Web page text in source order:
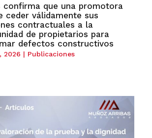
confirma que una promotora
ceder válidamente sus
contractuales a la
de propietarios para
defectos constructivos
2026 | Publicaciones